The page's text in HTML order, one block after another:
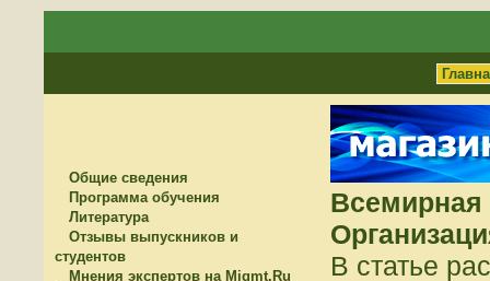
Общие сведения
Программа обучения
Литература
Отзывы выпускников и
студентов
Мнения экспертов на Migmt.Ru
Всемирная
В статье